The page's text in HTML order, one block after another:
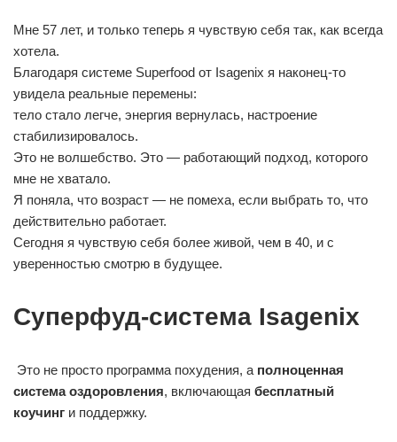
Мне 57 лет, и только теперь я чувствую себя так, как всегда
хотела.
Благодаря системе Superfood от Isagenix я наконец-то
увидела реальные перемены:
тело стало легче, энергия вернулась, настроение
стабилизировалось.
Это не волшебство. Это — работающий подход, которого
мне не хватало.
Я поняла, что возраст — не помеха, если выбрать то, что
действительно работает.
Сегодня я чувствую себя более живой, чем в 40, и с
уверенностью смотрю в будущее.
Суперфуд-система Isagenix
Это не просто программа похудения, а полноценная
система оздоровления, включающая бесплатный
коучинг и поддержку.